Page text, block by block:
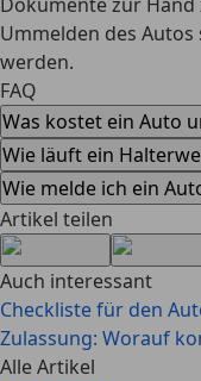
Ummelden des
werden.
FAQ
Was kostet ein Auto
Wie läuft ein
Wie melde ich ein
Artikel teilen
Auch interessant
Checkliste für den
Zulassung: Worauf
Alle Artikel